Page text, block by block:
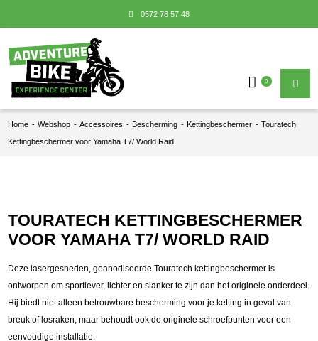
0572 78 57 48
0
Home - Webshop - Accessoires - Bescherming - Kettingbeschermer - Touratech
Kettingbeschermer voor Yamaha T7/ World Raid
TOURATECH KETTINGBESCHERMER
VOOR YAMAHA T7/ WORLD RAID
Deze lasergesneden, geanodiseerde Touratech kettingbeschermer is
ontworpen om sportiever, lichter en slanker te zijn dan het originele onderdeel.
Hij biedt niet alleen betrouwbare bescherming voor je ketting in geval van
breuk of losraken, maar behoudt ook de originele schroefpunten voor een
eenvoudige installatie.